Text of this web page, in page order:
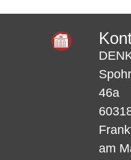
46a
am